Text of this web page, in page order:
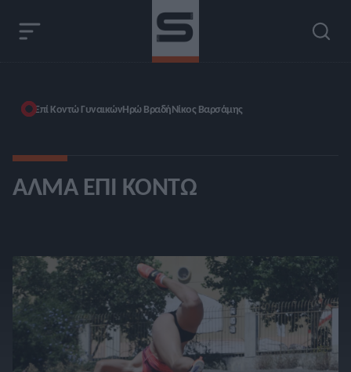
Επί Κοντώ ΓυναικώνΗρώ ΒραδήΝίκος Βαρσάμης
ΆΛΜΑ ΕΠΊ ΚΟΝΤΏ